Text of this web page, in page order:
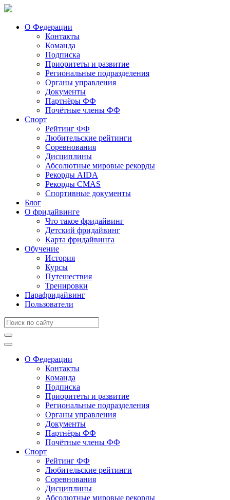
О Федерации
Контакты
Команда
Подписка
Приоритеты и развитие
Региональные подразделения
Органы управления
Документы
Партнёры ФФ
Почётные члены ФФ
Спорт
Рейтинг ФФ
Любительские рейтинги
Соревнования
Дисциплины
Абсолютные мировые рекорды
Рекорды AIDA
Рекорды CMAS
Спортивные документы
Блог
О фридайвинге
Что такое фридайвинг
Детский фридайвинг
Карта фридайвинга
Обучение
История
Курсы
Путешествия
Тренировки
Парафридайвинг
Пользователи
О Федерации
Контакты
Команда
Подписка
Приоритеты и развитие
Региональные подразделения
Органы управления
Документы
Партнёры ФФ
Почётные члены ФФ
Спорт
Рейтинг ФФ
Любительские рейтинги
Соревнования
Дисциплины
Абсолютные мировые рекорды